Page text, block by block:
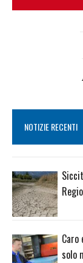
NOTIZIE RECENTI
Caro
solo